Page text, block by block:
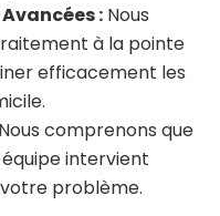
: Nous
à la pointe
efficacement les
Nous comprenons que
intervient
problème.